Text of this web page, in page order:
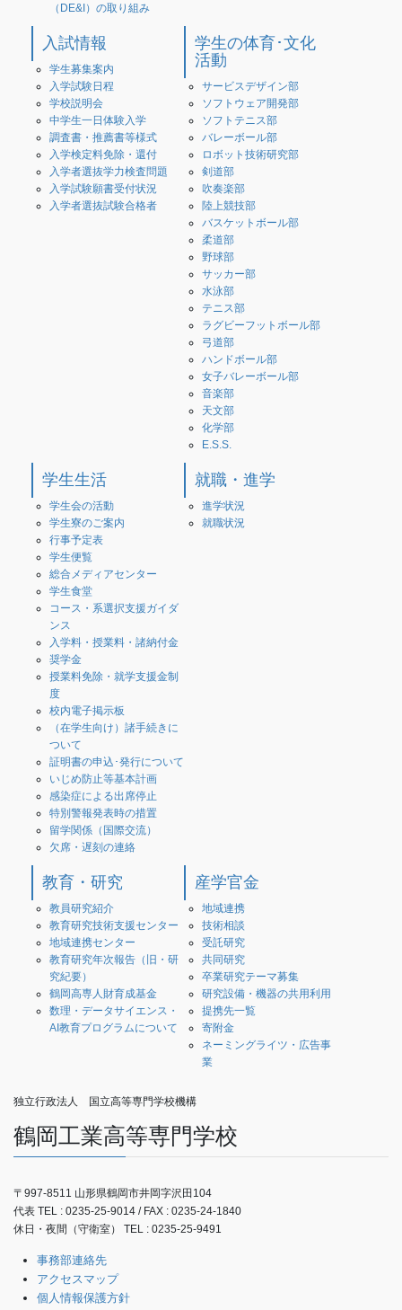
（DE&I）の取り組み
入試情報
学生募集案内
入学試験日程
学校説明会
中学生一日体験入学
調査書・推薦書等様式
入学検定料免除・還付
入学者選抜学力検査問題
入学試験願書受付状況
入学者選抜試験合格者
学生の体育･文化
活動
サービスデザイン部
ソフトウェア開発部
ソフトテニス部
バレーボール部
ロボット技術研究部
剣道部
吹奏楽部
陸上競技部
バスケットボール部
柔道部
野球部
サッカー部
水泳部
テニス部
ラグビーフットボール部
弓道部
ハンドボール部
女子バレーボール部
音楽部
天文部
化学部
E.S.S.
学生生活
学生会の活動
学生寮のご案内
行事予定表
学生便覧
総合メディアセンター
学生食堂
コース・系選択支援ガイダ
ンス
入学料・授業料・諸納付金
奨学金
授業料免除・就学支援金制
度
校内電子掲示板
（在学生向け）諸手続きに
ついて
証明書の申込･発行について
いじめ防止等基本計画
感染症による出席停止
特別警報発表時の措置
留学関係（国際交流）
欠席・遅刻の連絡
就職・進学
進学状況
就職状況
教育・研究
教員研究紹介
教育研究技術支援センター
地域連携センター
教育研究年次報告（旧・研
究紀要）
鶴岡高専人財育成基金
数理・データサイエンス・
AI教育プログラムについて
産学官金
地域連携
技術相談
受託研究
共同研究
卒業研究テーマ募集
研究設備・機器の共用利用
提携先一覧
寄附金
ネーミングライツ・広告事
業
独立行政法人 国立高等専門学校機構
鶴岡工業高等専門学校
〒997-8511 山形県鶴岡市井岡字沢田104
代表 TEL : 0235-25-9014 / FAX : 0235-24-1840
休日・夜間（守衛室） TEL : 0235-25-9491
事務部連絡先
アクセスマップ
個人情報保護方針